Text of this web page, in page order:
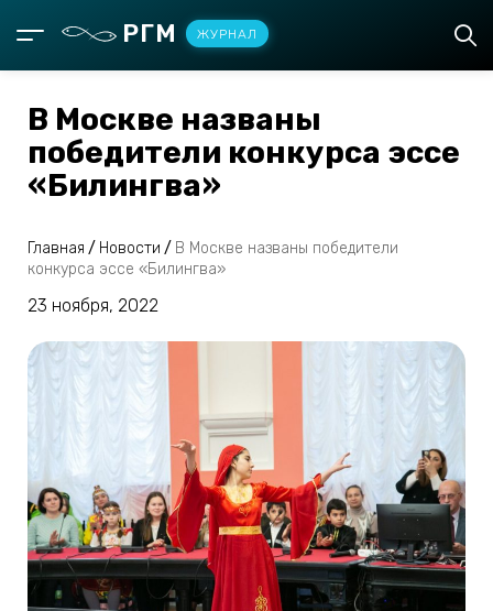
РГМ ЖУРНАЛ
В Москве названы
победители конкурса эссе
«Билингва»
Главная / Новости / В Москве названы победители
конкурса эссе «Билингва»
23 ноября, 2022